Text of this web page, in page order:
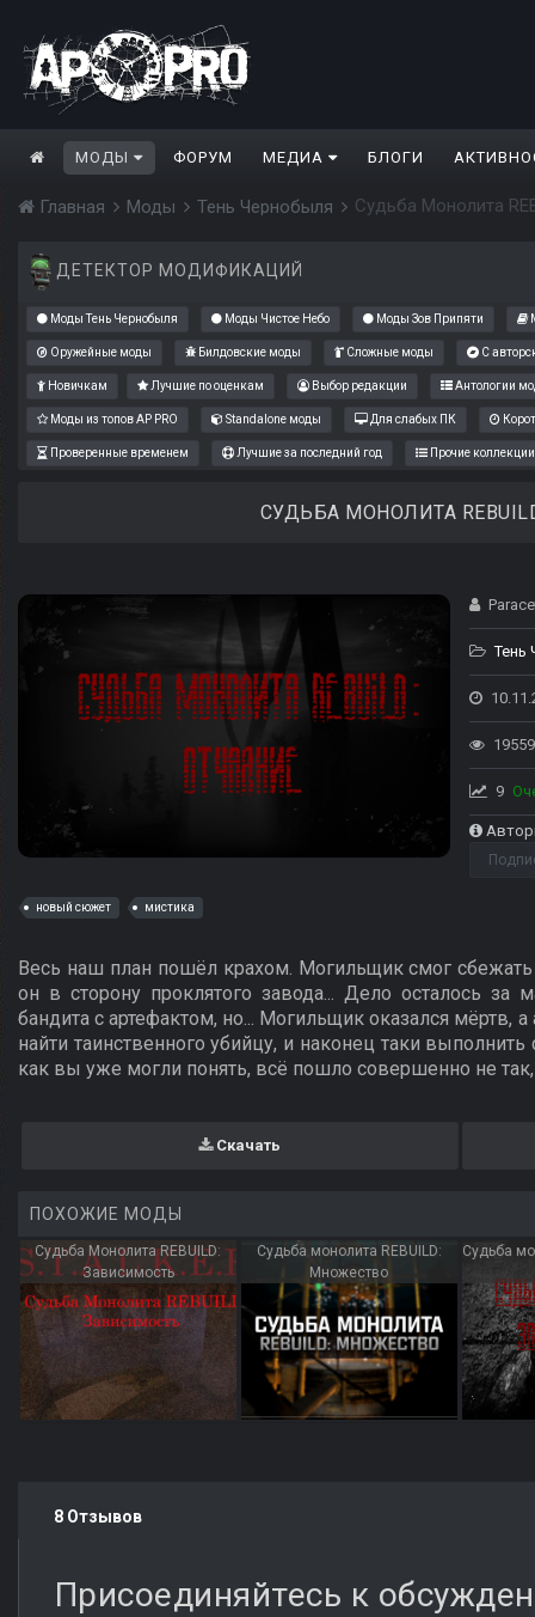
МОДЫ ФОРУМ МЕДИА БЛОГИ
Главная Моды Тень Чернобыля Судьба Монолита
ДЕТЕКТОР МОДИФИКАЦИЙ
Моды Тень Чернобыля Моды Чистое Небо Моды Зов Припяти
Оружейные моды Билдовские моды Сложные моды С
Новичкам Лучшие по оценкам Выбор редакции Антологии
Моды из топов AP PRO Standalone моды Для слабых ПК
Проверенные временем Лучшие за последний год Прочие коллекции
СУДЬБА МОНОЛИТА
Тень
9
новый сюжет мистика
Весь наш план пошёл крахом. Могильщик смог
он в сторону проклятого завода... Дело осталось
бандита с артефактом, но... Могильщик оказался мёртв,
найти таинственного убийцу, и наконец таки
как вы уже могли понять, всё пошло совершенно не так,
Скачать
ПОХОЖИЕ МОДЫ
Судьба Монолита REBUILD:
Зависимость
Судьба монолита REBUILD:
Множество
Судьба
8 Отзывов
Присоединяйтесь к